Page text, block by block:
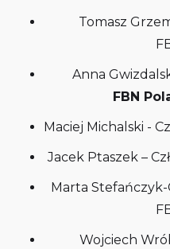
Tomasz
Anna
FBN
Maciej Michalski -
Jacek Ptaszek –
Marta Stefańczyk-
Wojciech